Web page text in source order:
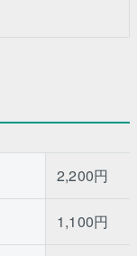
2,200円
1,100円